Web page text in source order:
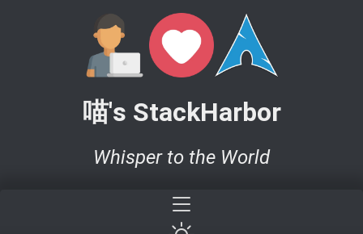
喵's StackHarbor
Whisper to the World